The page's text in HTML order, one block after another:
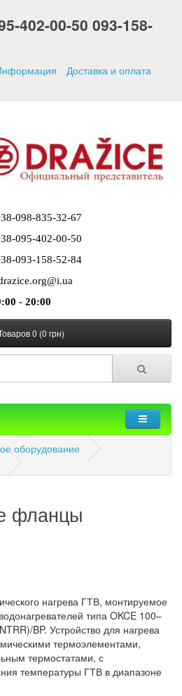
402-00-50 093-158-
Доставка и оплата
098-835-32-67
095-402-00-50
093-158-52-84
- 20:00
0 (0 грн)
оборудование
фланцы
нагрева ГТВ, монтируемое
типа OKCE 100–
BP. Устройство для нагрева
термоэлементами,
термостатами, с
температуры ГТВ в диапазоне